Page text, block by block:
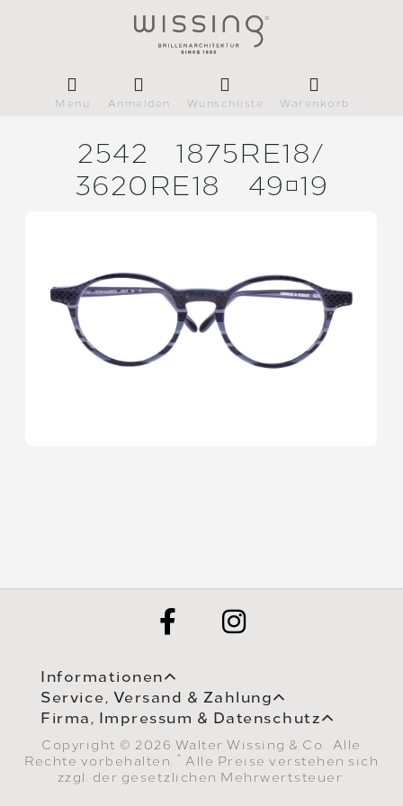
Menü Anmelden Wunschliste Warenkorb
2542
1875RE18/
3620RE18
4919
Informationen
Service, Versand & Zahlung
Firma, Impressum & Datenschutz
Copyright © 2026 Walter Wissing & Co.. Alle
Rechte vorbehalten.
* Alle Preise verstehen sich
zzgl. der gesetzlichen Mehrwertsteuer.